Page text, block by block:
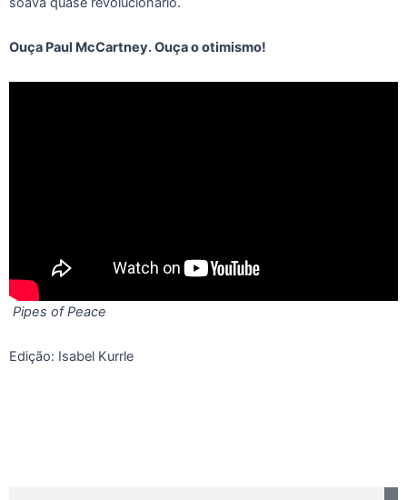
Ouça Paul McCartney. Ouça o otimismo!
Pipes of Peace
Edição: Isabel Kurrle